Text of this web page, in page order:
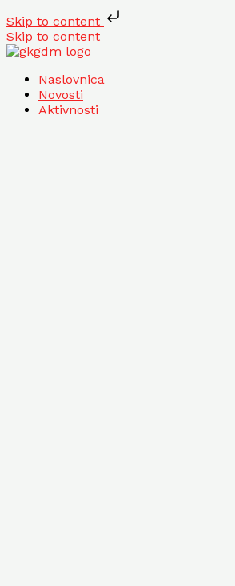
Skip to content
Skip to content
Naslovnica
Novosti
Aktivnosti